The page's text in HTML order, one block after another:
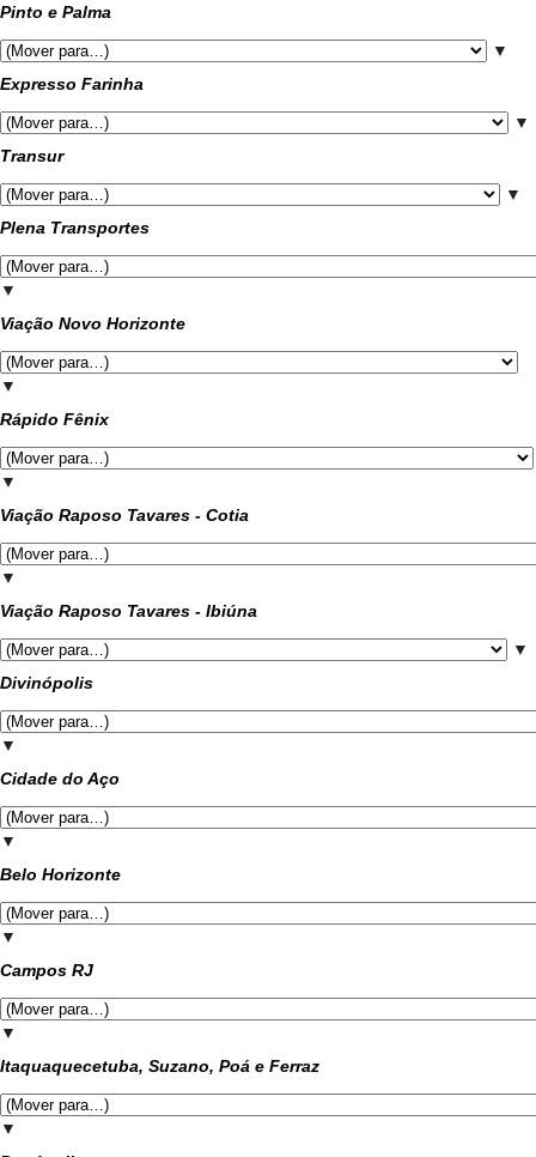
Pinto e Palma
▼
Expresso Farinha
▼
Transur
▼
Plena Transportes
▼
Viação Novo Horizonte
▼
Rápido Fênix
▼
Viação Raposo Tavares - Cotia
▼
Viação Raposo Tavares - Ibiúna
▼
Divinópolis
▼
Cidade do Aço
▼
Belo Horizonte
▼
Campos RJ
▼
Itaquaquecetuba, Suzano, Poá e Ferraz
▼